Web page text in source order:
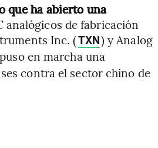
que ha abierto una
de fabricación
Inc. (TXN) y Analog
en marcha una
contra el sector chino de